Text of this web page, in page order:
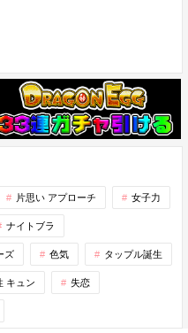
片思い アプローチ 女子力
ナイトブラ
ズ 色気 タップル誕生
キュン 失恋